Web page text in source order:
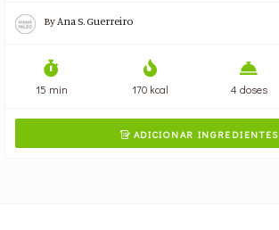
ByAna S. Guerreiro
15 min 170 kcal 4 doses
ADICIONAR INGREDIENTES